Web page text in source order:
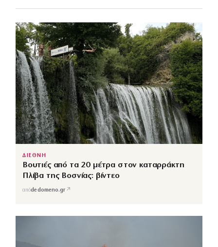
ΔΙΕΘΝΗ
Βουτιές από τα 20 μέτρα στον καταρράκτη
Πλίβα της Βοσνίας: βίντεο
απόdedomeno.gr ↗